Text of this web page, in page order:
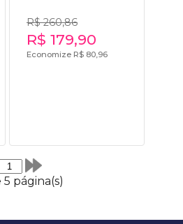
R$ 260,86
R$ 179,90
Economize R$ 80,96
página(s)